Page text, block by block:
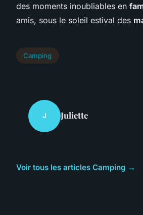
des moments inoubliables en
amis, sous le soleil estival des
Camping
J Juliette
Voir tous les articles Camping →